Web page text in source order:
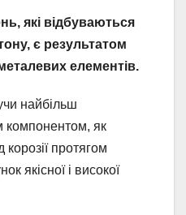
які відбуваються
є результатом
елементів.
найбільш
як
протягом
якісної і високої